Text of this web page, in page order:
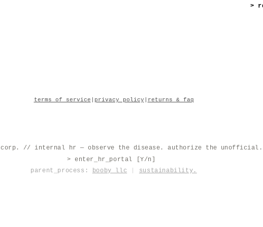
>
terms of service privacy policy returns & faq
// internal hr — observe the disease. authorize the unofficial.
> enter_hr_portal [Y/n]
parent_process: booby llc sustainability.